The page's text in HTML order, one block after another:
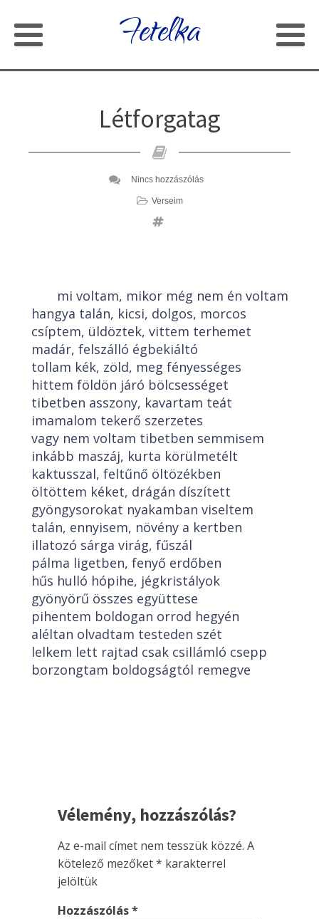
Fetelka
Létforgatag
Nincs hozzászólás
Verseim
mi voltam, mikor még nem én voltam
hangya talán, kicsi, dolgos, morcos
csíptem, üldöztek, vittem terhemet
madár, felszálló égbekiáltó
tollam kék, zöld, meg fényességes
hittem földön járó bölcsességet
tibetben asszony, kavartam teát
imamalom tekerő szerzetes
vagy nem voltam tibetben semmisem
inkább maszáj, kurta körülmetélt
kaktusszal, feltűnő öltözékben
öltöttem kéket, drágán díszített
gyöngysorokat nyakamban viseltem
talán, ennyisem, növény a kertben
illatozó sárga virág, fűszál
pálma ligetben, fenyő erdőben
hűs hulló hópihe, jégkristályok
gyönyörű összes együttese
pihentem boldogan orrod hegyén
aléltan olvadtam testeden szét
lelkem lett rajtad csak csillámló csepp
borzongtam boldogságtól remegve
Vélemény, hozzászólás?
Az e-mail címet nem tesszük közzé. A
kötelező mezőket* karakterrel
jelöltük
Hozzászólás*